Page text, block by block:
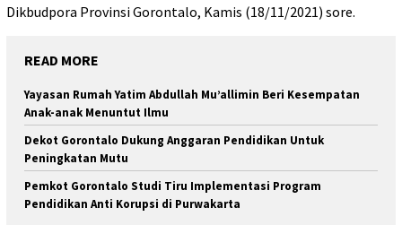
Dikbudpora Provinsi Gorontalo, Kamis (18/11/2021) sore.
READ MORE
Yayasan Rumah Yatim Abdullah Mu’allimin Beri Kesempatan
Anak-anak Menuntut Ilmu
Dekot Gorontalo Dukung Anggaran Pendidikan Untuk
Peningkatan Mutu
Pemkot Gorontalo Studi Tiru Implementasi Program
Pendidikan Anti Korupsi di Purwakarta